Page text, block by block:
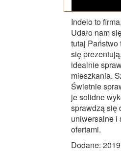
Indelo to
Udało nam
tutaj
się
idealnie
mieszkania.
Świetnie
je solidne
sprawdzą się
uniwersalne i
ofertami.
Dodane: